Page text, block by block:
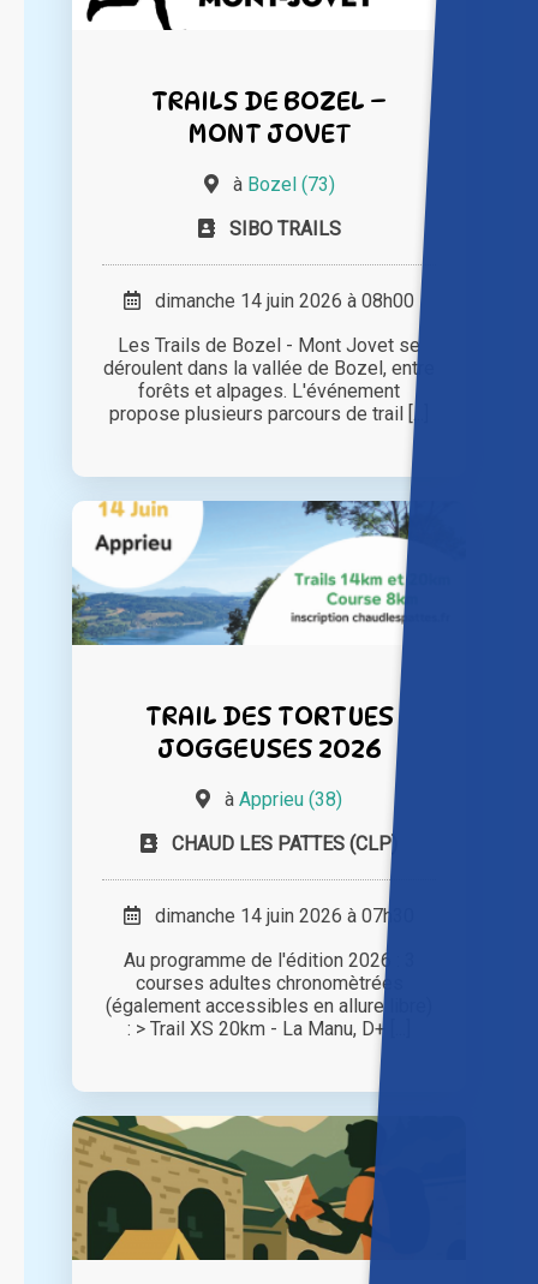
TRAILS DE BOZEL –
MONT JOVET
à Bozel (73)
SIBO TRAILS
dimanche 14 juin 2026 à 08h00
Les Trails de Bozel - Mont Jovet se
déroulent dans la vallée de Bozel, entre
forêts et alpages. L'événement
propose plusieurs parcours de trail [...]
TRAIL DES TORTUES
JOGGEUSES 2026
à Apprieu (38)
CHAUD LES PATTES (CLP)
dimanche 14 juin 2026 à 07h30
Au programme de l'édition 2026 : 3
courses adultes chronomètrées
(également accessibles en allure libre)
: > Trail XS 20km - La Manu, D+ [...]